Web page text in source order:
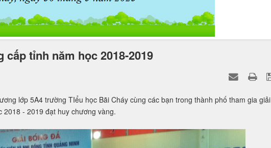
cấp tỉnh năm học 2018-2019
lớp 5A4 trường TIểu học Bãi Cháy cùng các bạn trong thành phố tham gia giải
- 2019 đạt huy chương vàng.